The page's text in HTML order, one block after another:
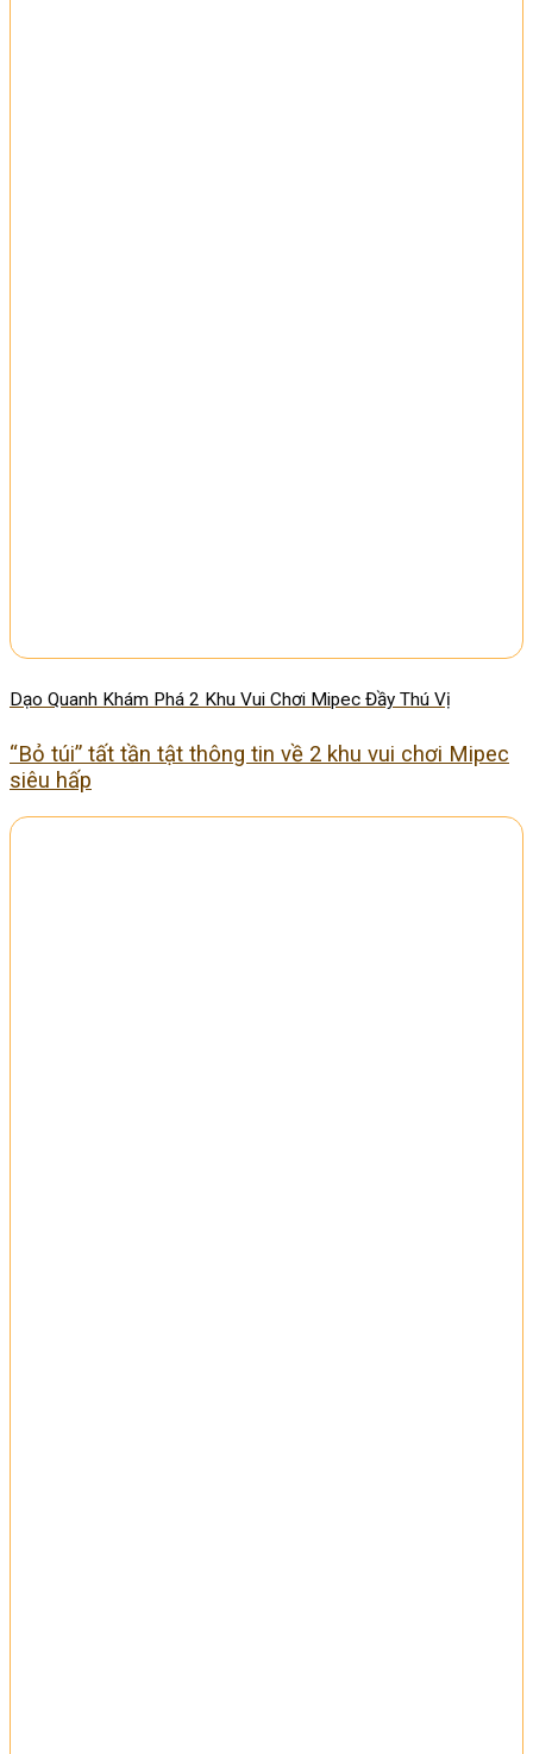
Dạo Quanh Khám Phá 2 Khu Vui Chơi Mipec Đầy Thú Vị
“Bỏ túi” tất tần tật thông tin về 2 khu vui chơi Mipec
siêu hấp